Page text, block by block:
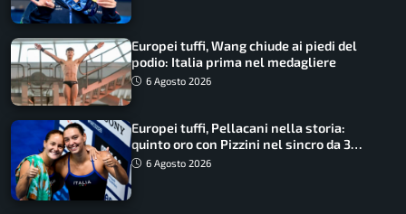
Europei tuffi, Wang chiude ai piedi del
podio: Italia prima nel medagliere
6 Agosto 2026
Europei tuffi, Pellacani nella storia:
quinto oro con Pizzini nel sincro da 3
metri
6 Agosto 2026